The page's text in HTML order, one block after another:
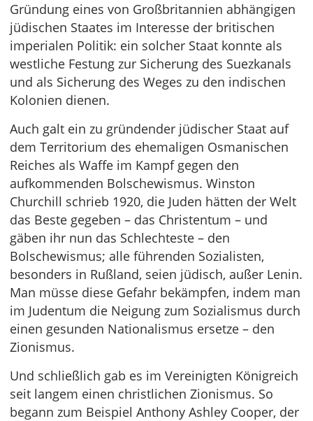
Gründung eines von Großbritannien abhängigen
jüdischen Staates im Interesse der britischen
imperialen Politik: ein solcher Staat konnte als
westliche Festung zur Sicherung des Suezkanals
und als Sicherung des Weges zu den indischen
Kolonien dienen.
Auch galt ein zu gründender jüdischer Staat auf
dem Territorium des ehemaligen Osmanischen
Reiches als Waffe im Kampf gegen den
aufkommenden Bolschewismus. Winston
Churchill schrieb 1920, die Juden hätten der Welt
das Beste gegeben – das Christentum – und
gäben ihr nun das Schlechteste – den
Bolschewismus; alle führenden Sozialisten,
besonders in Rußland, seien jüdisch, außer Lenin.
Man müsse diese Gefahr bekämpfen, indem man
im Judentum die Neigung zum Sozialismus durch
einen gesunden Nationalismus ersetze – den
Zionismus.
Und schließlich gab es im Vereinigten Königreich
seit langem einen christlichen Zionismus. So
begann zum Beispiel Anthony Ashley Cooper, der